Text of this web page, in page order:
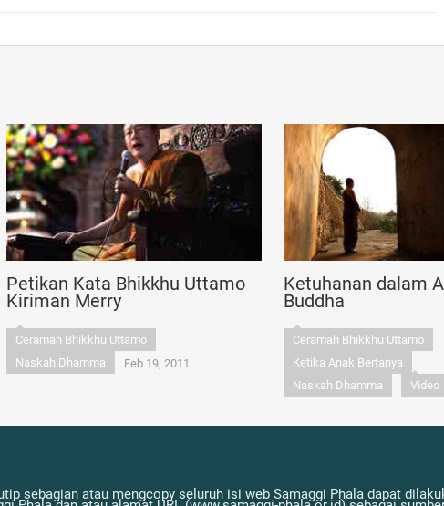
Petikan Kata Bhikkhu Uttamo
Kiriman Merry
Ceramah Bhikkhu Uttamo
Naskah Dhamma
Feb 19, 2011
Ketuhanan dalam
Buddha
Ceramah Bhikkhu Uttamo
Ketika Anak Bertanya
Naskah Dhamma
Video
sebagian atau mengcopy seluruh isi web Samaggi Phala dapat